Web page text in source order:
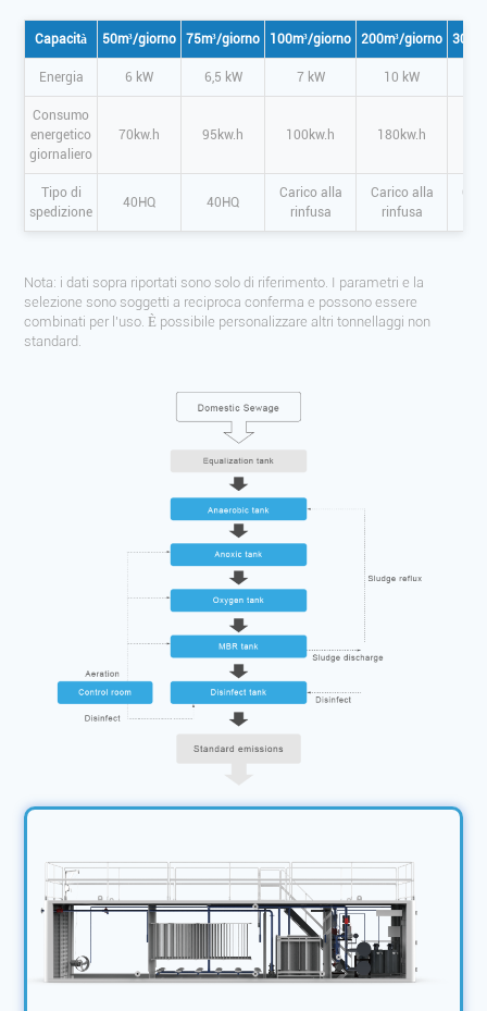
Capacità 50m³/giorno 75m³/giorno 100m³/giorno 200m³/giorno
Energia 6 kW 6,5 kW 7 kW 10 kW
Consumo
energetico
giornaliero
70kw.h 95kw.h 100kw.h 180kw.h
Tipo di
spedizione
40HQ 40HQ
Carico alla
rinfusa
Carico alla
rinfusa
Nota: i dati sopra riportati sono solo di riferimento. I parametri e la
selezione sono soggetti a reciproca conferma e possono essere
combinati per l'uso. È possibile personalizzare altri tonnellaggi non
standard.